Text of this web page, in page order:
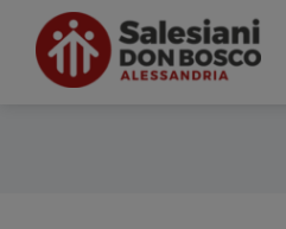
contenuto